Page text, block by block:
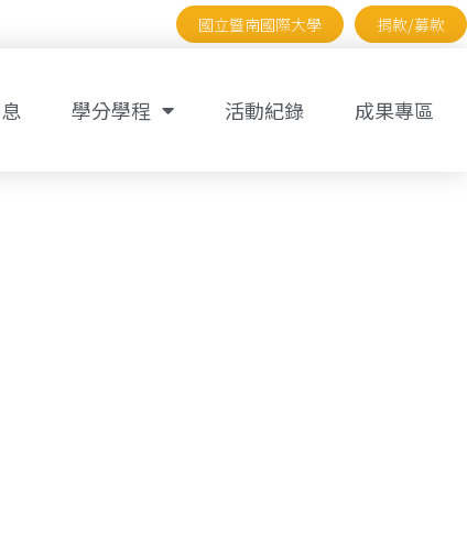
國立暨南國際大學 捐款/募款
學分學程 活動紀錄 成果專區